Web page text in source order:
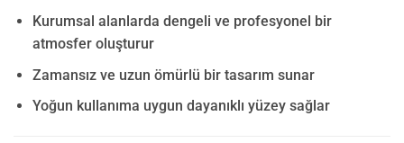
Kurumsal alanlarda dengeli ve profesyonel bir
atmosfer oluşturur
Zamansız ve uzun ömürlü bir tasarım sunar
Yoğun kullanıma uygun dayanıklı yüzey sağlar